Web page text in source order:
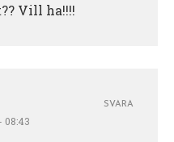
Vill ha!!!!
08:43
SVARA